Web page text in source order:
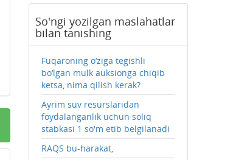
So'ngi yozilgan maslahatlar
bilan tanishing
Fuqaroning o‘ziga tegishli
bo‘lgan mulk auksionga chiqib
ketsa, nima qilish kerak?
Ayrim suv resurslaridan
foydalanganlik uchun soliq
stabkasi 1 so'm etib belgilanadi
RAQS bu-harakat,